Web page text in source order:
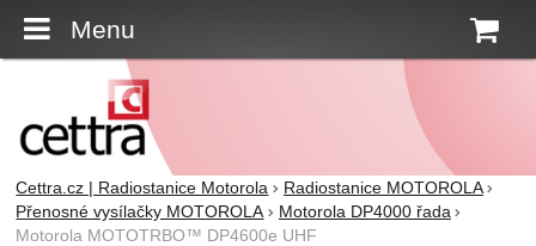
Menu
Cettra.cz | Radiostanice Motorola
Radiostanice MOTOROLA
Přenosné vysílačky MOTOROLA
Motorola DP4000 řada
Motorola MOTOTRBO™ DP4600e UHF